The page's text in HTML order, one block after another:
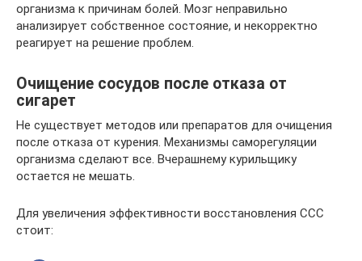
организма к причинам болей. Мозг неправильно
анализирует собственное состояние, и некорректно
реагирует на решение проблем.
Очищение сосудов после отказа от
сигарет
Не существует методов или препаратов для очищения
после отказа от курения. Механизмы саморегуляции
организма сделают все. Вчерашнему курильщику
остается не мешать.
Для увеличения эффективности восстановления ССС
стоит: